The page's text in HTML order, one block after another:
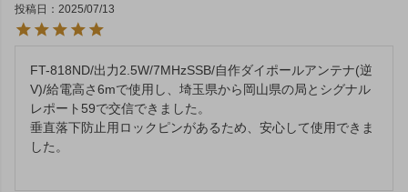
投稿日
2025/07/13
FT-818ND/出力2.5W/7MHzSSB/自作ダイポールアンテナ(逆
V)/給電高さ6mで使用し、埼玉県から岡山県の局とシグナル
レポート59で交信できました。
垂直落下防止用ロックピンがあるため、安心して使用できま
した。